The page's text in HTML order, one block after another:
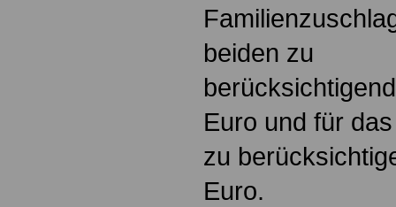
beiden zu
Euro und für
zu
Euro.